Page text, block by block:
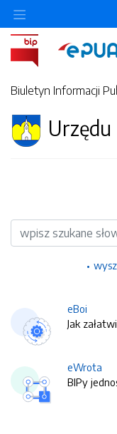
Biuletyn Informacji
Wyszukiwarka
eBoi
Jak
eWrota
BIPy